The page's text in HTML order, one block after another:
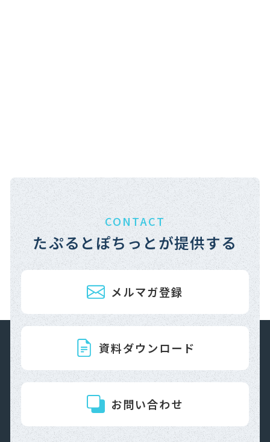
CONTACT
たぷるとぽちっとが提供する
メルマガ登録
資料ダウンロード
お問い合わせ